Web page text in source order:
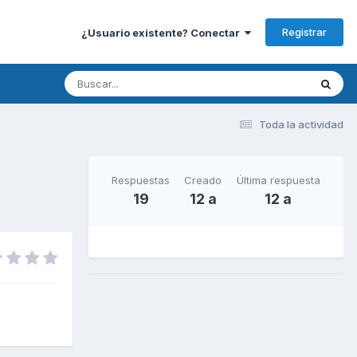
¿Usuario existente? Conectar Registrar
Toda la actividad
Respuestas
19
Creado
12 a
Última respuesta
12 a